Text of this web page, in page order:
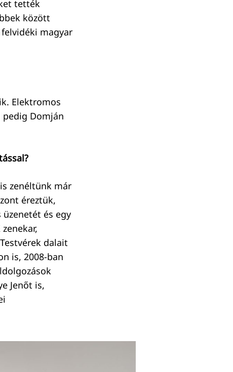
tették
között
magyar
Elektromos
pedig Domján
zenéltünk már
éreztük,
és egy
dalait
is, 2008-ban
Jenőt is,